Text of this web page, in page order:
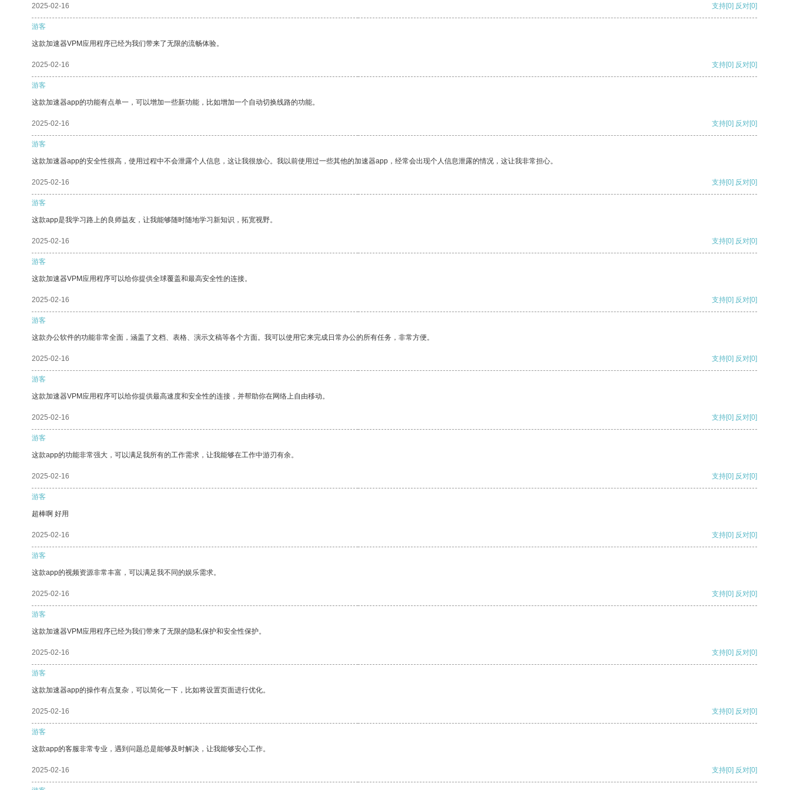
2025-02-16 支持[0] 反对[0]
游客
这款加速器VPM应用程序已经为我们带来了无限的流畅体验。
2025-02-16 支持[0] 反对[0]
游客
这款加速器app的功能有点单一，可以增加一些新功能，比如增加一个自动切换线路的功能。
2025-02-16 支持[0] 反对[0]
游客
这款加速器app的安全性很高，使用过程中不会泄露个人信息，这让我很放心。我以前使用过一些其他的加速器app，经常会出现个人信息泄露的情况，这让我非常担心。
2025-02-16 支持[0] 反对[0]
游客
这款app是我学习路上的良师益友，让我能够随时随地学习新知识，拓宽视野。
2025-02-16 支持[0] 反对[0]
游客
这款加速器VPM应用程序可以给你提供全球覆盖和最高安全性的连接。
2025-02-16 支持[0] 反对[0]
游客
这款办公软件的功能非常全面，涵盖了文档、表格、演示文稿等各个方面。我可以使用它来完成日常办公的所有任务，非常方便。
2025-02-16 支持[0] 反对[0]
游客
这款加速器VPM应用程序可以给你提供最高速度和安全性的连接，并帮助你在网络上自由移动。
2025-02-16 支持[0] 反对[0]
游客
这款app的功能非常强大，可以满足我所有的工作需求，让我能够在工作中游刃有余。
2025-02-16 支持[0] 反对[0]
游客
超棒啊 好用
2025-02-16 支持[0] 反对[0]
游客
这款app的视频资源非常丰富，可以满足我不同的娱乐需求。
2025-02-16 支持[0] 反对[0]
游客
这款加速器VPM应用程序已经为我们带来了无限的隐私保护和安全性保护。
2025-02-16 支持[0] 反对[0]
游客
这款加速器app的操作有点复杂，可以简化一下，比如将设置页面进行优化。
2025-02-16 支持[0] 反对[0]
游客
这款app的客服非常专业，遇到问题总是能够及时解决，让我能够安心工作。
2025-02-16 支持[0] 反对[0]